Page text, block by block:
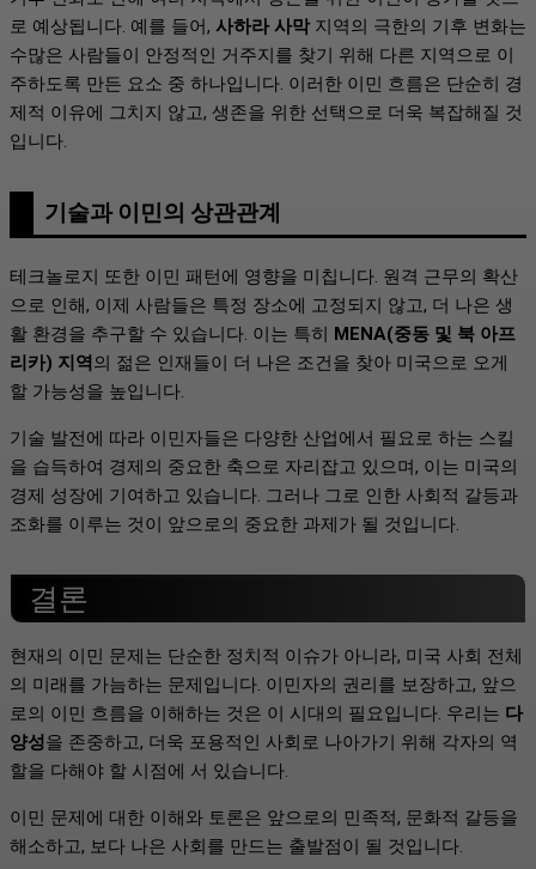
로 예상됩니다. 예를 들어, 사하라 사막지역의 극한의 기후 변화는
수많은 사람들이 안정적인 거주지를 찾기 위해 다른 지역으로 이
주하도록 만든 요소 중 하나입니다. 이러한 이민 흐름은 단순히 경
제적 이유에 그치지 않고, 생존을 위한 선택으로 더욱 복잡해질 것
입니다.
기술과 이민의 상관관계
테크놀로지 또한 이민 패턴에 영향을 미칩니다. 원격 근무의 확산
으로 인해, 이제 사람들은 특정 장소에 고정되지 않고, 더 나은 생
활 환경을 추구할 수 있습니다. 이는 특히 MENA(중동 및 북 아프
리카) 지역 의 젊은 인재들이 더 나은 조건을 찾아 미국으로 오게
할 가능성을 높입니다.
기술 발전에 따라 이민자들은 다양한 산업에서 필요로 하는 스킬
을 습득하여 경제의 중요한 축으로 자리잡고 있으며, 이는 미국의
경제 성장에 기여하고 있습니다. 그러나 그로 인한 사회적 갈등과
조화를 이루는 것이 앞으로의 중요한 과제가 될 것입니다.
결론
현재의 이민 문제는 단순한 정치적 이슈가 아니라, 미국 사회 전체
의 미래를 가늠하는 문제입니다. 이민자의 권리를 보장하고, 앞으
로의 이민 흐름을 이해하는 것은 이 시대의 필요입니다. 우리는 다
양성을 존중하고, 더욱 포용적인 사회로 나아가기 위해 각자의 역
할을 다해야 할 시점에 서 있습니다.
이민 문제에 대한 이해와 토론은 앞으로의 민족적, 문화적 갈등을
해소하고, 보다 나은 사회를 만드는 출발점이 될 것입니다.